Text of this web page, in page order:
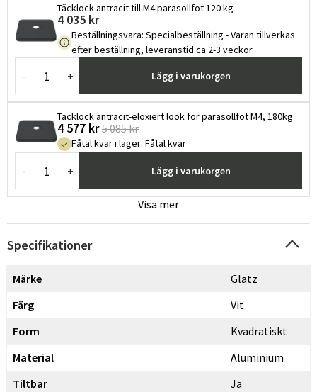
Täcklock antracit till M4 parasollfot 120 kg
4 035 kr
Beställningsvara: Specialbeställning - Varan tillverkas
efter beställning, leveranstid ca 2-3 veckor
- + Lägg i varukorgen
Täcklock antracit-eloxiert look för parasollfot M4, 180kg
4 577 kr 5 085 kr
Fåtal kvar i lager: Fåtal kvar
- + Lägg i varukorgen
Visa mer
Specifikationer
Märke
Glatz
Färg
Vit
Form
Kvadratiskt
Material
Aluminium
Tiltbar
Ja